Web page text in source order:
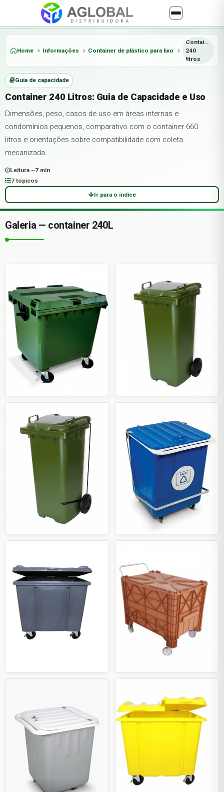
Home Informações Container de plástico para lixo
Container
240
litros
Guia de capacidade
Container 240 Litros: Guia de Capacidade e Uso
Dimensões, peso, casos de uso em áreas internas e
condomínios pequenos, comparativo com o container 660
litros e orientações sobre compatibilidade com coleta
mecanizada.
Leitura ~7 min
7 tópicos
Ir para o índice
Galeria — container 240L